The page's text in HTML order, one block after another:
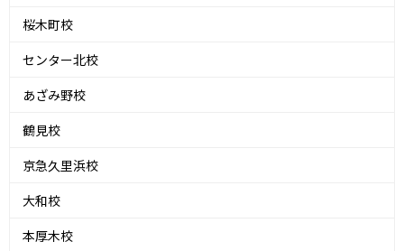
桜木町校
センター北校
あざみ野校
鶴見校
京急久里浜校
大和校
本厚木校